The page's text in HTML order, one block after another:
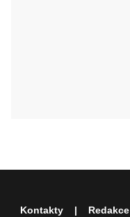
Kontakty Redakce